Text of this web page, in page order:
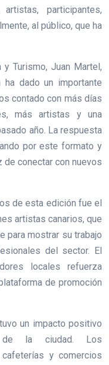
participantes,
al público, que ha
Turismo, Juan Martel,
ha dado un importante
contado con más días
más artistas y una
año. La respuesta
por este formato y
de conectar con nuevos
de esta edición fue el
artistas canarios, que
para mostrar su trabajo
del sector. El
locales refuerza
de promoción
un impacto positivo
de la ciudad. Los
y comercios